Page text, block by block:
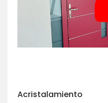
Acristalamiento